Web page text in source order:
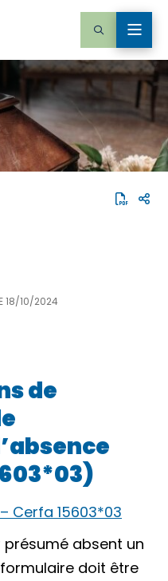
18/10/2024
de
Cerfa 15603*03
absent un
doit être